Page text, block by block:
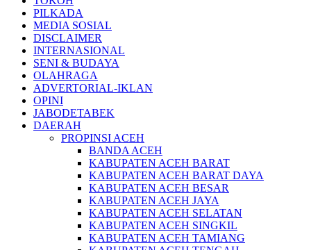
PILKADA
MEDIA SOSIAL
DISCLAIMER
INTERNASIONAL
SENI & BUDAYA
OLAHRAGA
ADVERTORIAL-IKLAN
OPINI
JABODETABEK
DAERAH
PROPINSI ACEH
BANDA ACEH
KABUPATEN ACEH BARAT
KABUPATEN ACEH BARAT DAYA
KABUPATEN ACEH BESAR
KABUPATEN ACEH JAYA
KABUPATEN ACEH SELATAN
KABUPATEN ACEH SINGKIL
KABUPATEN ACEH TAMIANG